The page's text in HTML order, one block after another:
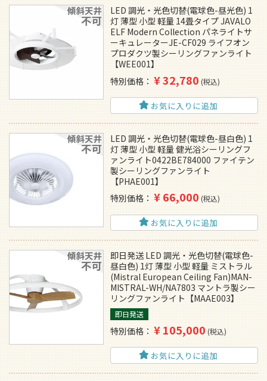
LED 調光・光色切替(電球色-昼光色) 1
灯 薄型 小型 軽量 14畳タイプ JAVALO
ELF Modern Collection パネライトサ
ーキュレーターJE-CF029 ライフオン
プロダクツ製シーリングファンライト
【WEE001】
特別価格
¥32,780 税込
お気に入りに追加
LED 調光・光色切替(電球色-昼白色) 1
灯 薄型 小型 軽量 健光浴シーリングフ
ァンライト0422BE784000 ファイテン
製シーリングファンライト
【PHAE001】
特別価格
¥66,000 税込
お気に入りに追加
即日発送 LED 調光・光色切替(電球色-
昼白色) 1灯 薄型 小型 軽量 ミストラル
(Mistral European Ceiling Fan)MAN-
MISTRAL-WH/NA7803 マントラ製シー
リングファンライト【MAAE003】
即日発送
特別価格 ¥105,000 税込
お気に入りに追加